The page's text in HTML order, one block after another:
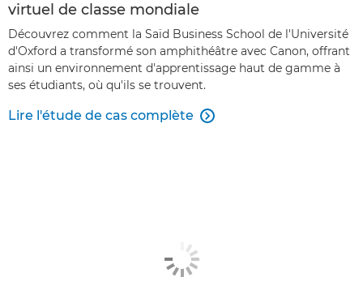
virtuel de classe mondiale
Découvrez comment la Saïd Business School de l'Université
d'Oxford a transformé son amphithéâtre avec Canon, offrant
ainsi un environnement d'apprentissage haut de gamme à
ses étudiants, où qu'ils se trouvent.
Lire l'étude de cas complète 